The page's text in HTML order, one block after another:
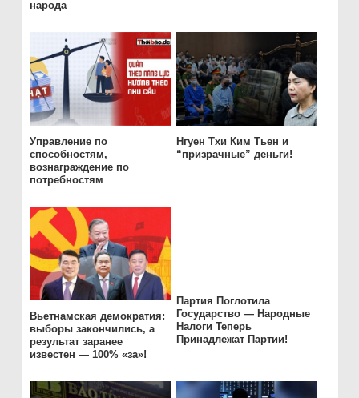
народа
Управление по
способностям,
вознаграждение по
потребностям
Нгуен Тхи Ким Тьен и
“призрачные” деньги!
Вьетнамская демократия:
выборы закончились, а
результат заранее
известен — 100% «за»!
Партия Поглотила
Государство — Народные
Налоги Теперь
Принадлежат Партии!